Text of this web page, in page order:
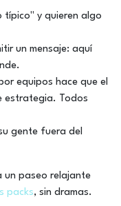
típico" y quieren algo
un mensaje: aquí
equipos hace que el
estrategia. Todos
gente fuera del
un paseo relajante
packs, sin dramas.